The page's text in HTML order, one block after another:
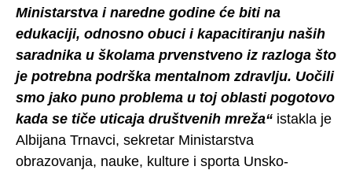
Ministarstva i naredne godine će biti na
edukaciji, odnosno obuci i kapacitiranju naših
saradnika u školama prvenstveno iz razloga što
je potrebna podrška mentalnom zdravlju. Uočili
smo jako puno problema u toj oblasti pogotovo
kada se tiče uticaja društvenih mreža“ istakla je
Albijana Trnavci, sekretar Ministarstva
obrazovanja, nauke, kulture i sporta Unsko-